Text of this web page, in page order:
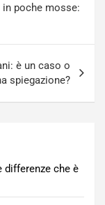
poche mosse:
è un caso o
spiegazione?
che è